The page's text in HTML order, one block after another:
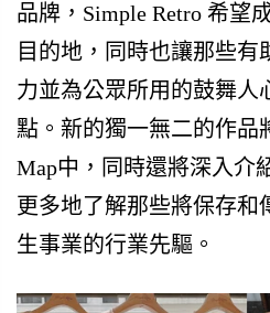
品牌，Simple Retro 希望
目的地，同時也讓那些有
力並為公眾所用的鼓舞人
點。新的獨一無二的作品
Map中，同時還將深入介
更多地了解那些將保存和
生事業的行業先驅。